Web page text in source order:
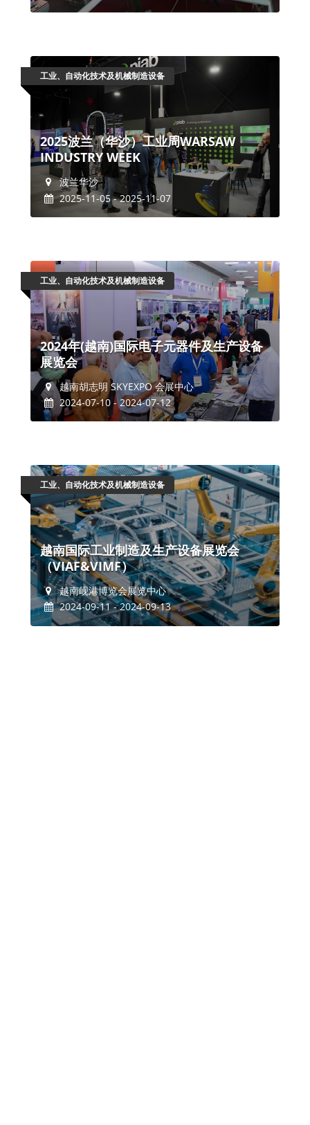
工业、自动化技术及机械制造设备
2025波兰（华沙）工业周WARSAW
INDUSTRY WEEK
波兰华沙
2025-11-05 - 2025-11-07
工业、自动化技术及机械制造设备
2024年(越南)国际电子元器件及生产设备
展览会
越南胡志明 SKYEXPO 会展中心
2024-07-10 - 2024-07-12
工业、自动化技术及机械制造设备
越南国际工业制造及生产设备展览会
（VIAF&VIMF）
越南岘港博览会展览中心
2024-09-11 - 2024-09-13